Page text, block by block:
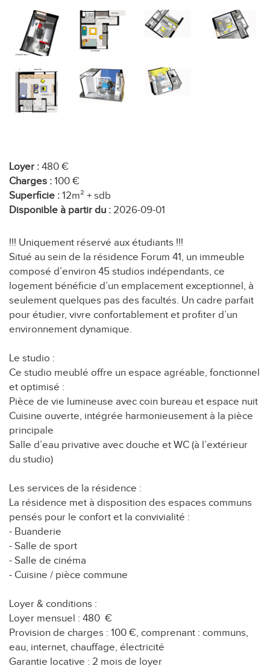
Loyer : 480 €
Charges : 100 €
Superficie : 12m² + sdb
Disponible à partir du : 2026-09-01
!!! Uniquement réservé aux étudiants !!!
Situé au sein de la résidence Forum 41, un immeuble
composé d’environ 45 studios indépendants, ce
logement bénéficie d’un emplacement exceptionnel, à
seulement quelques pas des facultés. Un cadre parfait
pour étudier, vivre confortablement et profiter d’un
environnement dynamique.
Le studio :
Ce studio meublé offre un espace agréable, fonctionnel
et optimisé :
Pièce de vie lumineuse avec coin bureau et espace nuit
Cuisine ouverte, intégrée harmonieusement à la pièce
principale
Salle d’eau privative avec douche et WC (à l’extérieur
du studio)
Les services de la résidence :
La résidence met à disposition des espaces communs
pensés pour le confort et la convivialité :
- Buanderie
- Salle de sport
- Salle de cinéma
- Cuisine / pièce commune
Loyer & conditions :
Loyer mensuel : 480 €
Provision de charges : 100 €, comprenant : communs,
eau, internet, chauffage, électricité
Garantie locative : 2 mois de loyer